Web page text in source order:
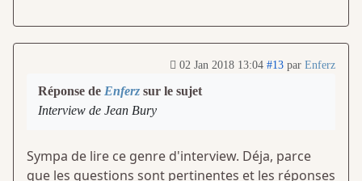
02 Jan 2018 13:04 #13 par Enferz
Réponse de Enferz sur le sujet
Interview de Jean Bury
Sympa de lire ce genre d'interview. Déja, parce
que les questions sont pertinentes et les réponses